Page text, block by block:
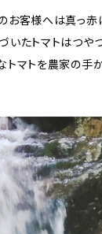
のお客様へは真っ
いたトマトはつや
トマトを農家の